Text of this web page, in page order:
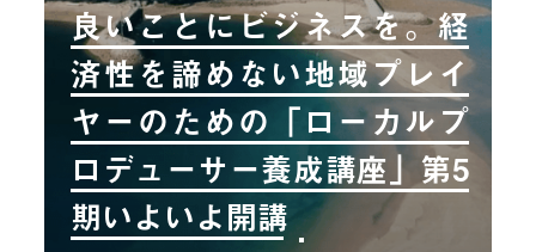
良いことにビジネスを。経
済性を諦めない地域プレイ
ヤーのための「ローカルプ
ロデューサー養成講座」第5
期いよいよ開講